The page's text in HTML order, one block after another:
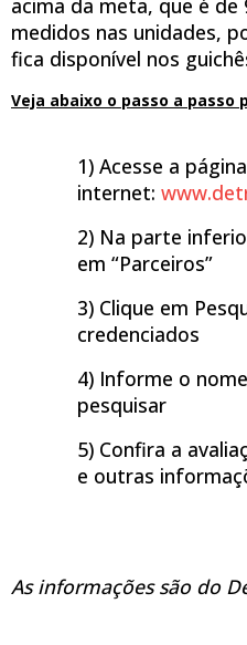
acima da meta, que é de
medidos nas unidades,
fica disponível nos
Veja abaixo o passo a passo
1) Acesse a
internet:
2) Na parte
em “Parceiros”
3) Clique em
credenciados
4) Informe o
pesquisar
5) Confira a
e outras
As informações são do